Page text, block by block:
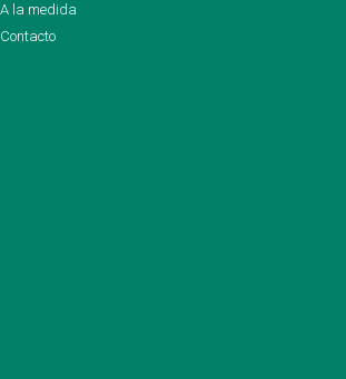
A la medida
Contacto